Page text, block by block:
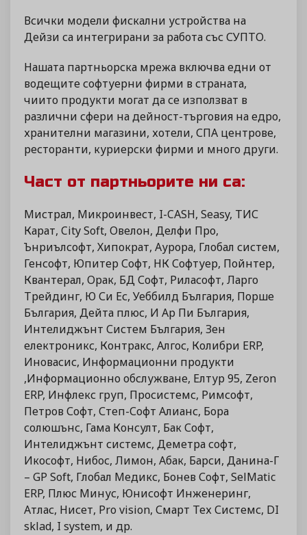
Всички модели фискални устройства на
Дейзи са интегрирани за работа със СУПТО.
Нашата партньорска мрежа включва едни от
водещите софтуерни фирми в страната,
чиито продукти могат да се използват в
различни сфери на дейност-търговия на едро,
хранителни магазини, хотели, СПА центрове,
ресторанти, куриерски фирми и много други.
Част от партньорите ни са:
Мистрал, Микроинвест, I-CASH, Seasy, ТИС
Карат, City Soft, Овелон, Делфи Про,
Ънриълсофт, Хипократ, Аурора, Глобал систем,
Генсофт, Юпитер Софт, НК Софтуер, Пойнтер,
Квантерал, Орак, БД Софт, Риласофт, Ларго
Трейдинг, Ю Си Ес, Уеббилд България, Порше
България, Дейта плюс, И Ар Пи България,
Интелиджънт Систем България, Зен
електроникс, Контракс, Алгос, Колибри ERP,
Иновасис, Информационни продукти
,Информационно обслужване, Елтур 95, Zeron
ERP, Инфлекс груп, Просистемс, Римсофт,
Петров Софт, Степ-Софт Алианс, Бора
солюшънс, Гама Консулт, Бак Софт,
Интелиджънт системс, Деметра софт,
Икософт, Нибос, Лимон, Абак, Барси, Данина-Г
– GP Soft, Глобал Медикс, Бонев Софт, SelMatic
ERP, Плюс Минус, Юнисофт Инженеринг,
Атлас, Нисет, Pro vision, Смарт Тех Системс, DI
sklad, I system, и др.